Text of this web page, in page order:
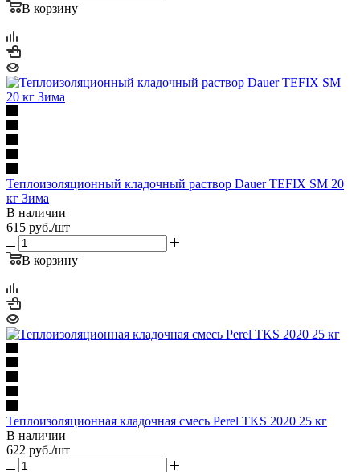
В корзину
Теплоизоляционный кладочный раствор Dauer TEFIX SM 20
кг Зима
В наличии
615 руб./шт
В корзину
Теплоизоляционная кладочная смесь Perel TKS 2020 25 кг
В наличии
622 руб./шт